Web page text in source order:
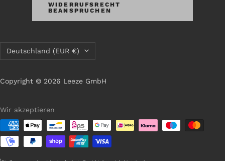
WIDERRUFSRECHT
BEANSPRUCHEN
Land/Region Deutschland (EUR €)
Copyright © 2026 Leeze GmbH
Wir akzeptieren
1